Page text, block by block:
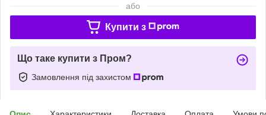
або
Купити з
Що таке купити з Пром?
Замовлення під захистом